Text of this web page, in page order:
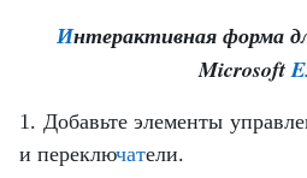
Интерактивная форма
Microsoft
1. Добавьте элементы
и переключатели.